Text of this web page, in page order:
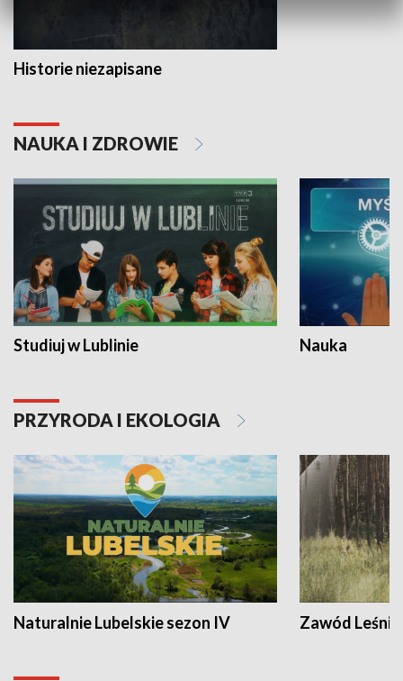
Historie niezapisane
NAUKA I ZDROWIE
Studiuj w Lublinie Nauka
PRZYRODA I EKOLOGIA
Naturalnie Lubelskie sezon IV Zawód Leśnik